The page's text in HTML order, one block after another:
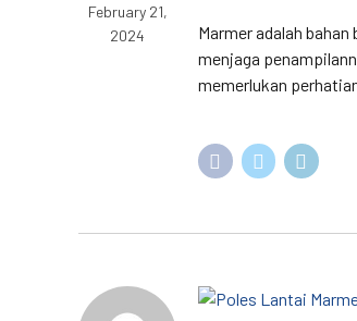
February 21,
2024
Marmer adalah
menjaga
memerlukan